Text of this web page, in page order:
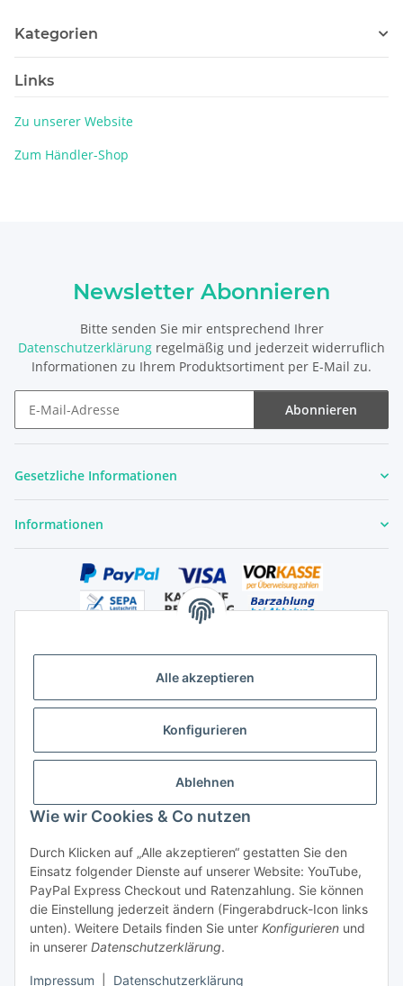
Alle akzeptieren
Konfigurieren
Ablehnen
Wie wir Cookies & Co nutzen
Durch Klicken auf „Alle akzeptieren“ gestatten Sie den
Einsatz folgender Dienste auf unserer Website: YouTube,
PayPal Express Checkout und Ratenzahlung. Sie können
die Einstellung jederzeit ändern (Fingerabdruck-Icon links
unten). Weitere Details finden Sie unter Konfigurieren und
in unserer Datenschutzerklärung.
Impressum Datenschutzerklärung
Kategorien
Links
Zu unserer Website
Zum Händler-Shop
Newsletter Abonnieren
Bitte senden Sie mir entsprechend Ihrer
Datenschutzerklärung regelmäßig und jederzeit widerruflich
Informationen zu Ihrem Produktsortiment per E-Mail zu.
Abonnieren
Gesetzliche Informationen
Informationen
Vertrag widerrufen